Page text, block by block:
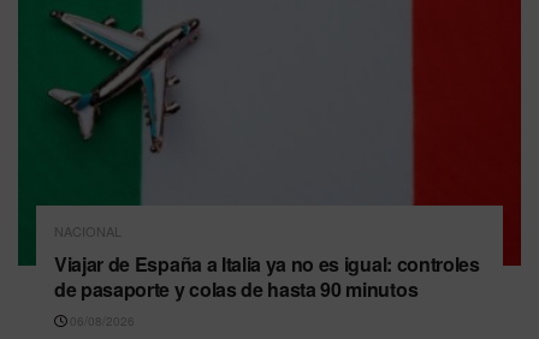
NACIONAL
Viajar de España a Italia ya no es igual: controles
de pasaporte y colas de hasta 90 minutos
06/08/2026